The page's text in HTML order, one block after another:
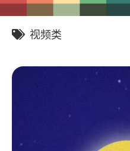
小程序
官方网站
联系我们
视频类